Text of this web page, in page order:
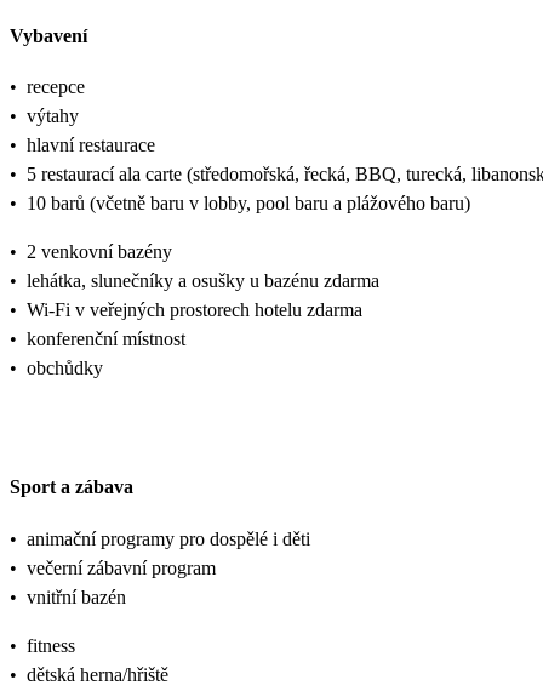
Vybavení
• recepce
• výtahy
• hlavní restaurace
• 5 restaurací ala carte (středomořská, řecká, BBQ, turecká,
• 10 barů (včetně baru v lobby, pool baru a plážového baru)
• 2 venkovní bazény
• lehátka, slunečníky a osušky u bazénu zdarma
• Wi-Fi v veřejných prostorech hotelu zdarma
• konferenční místnost
• obchůdky
Sport a zábava
• animační programy pro dospělé i děti
• večerní zábavní program
• vnitřní bazén
• fitness
• dětská herna/hřiště